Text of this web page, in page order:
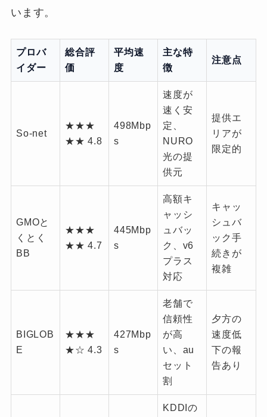
います。
プロバ
イダー
総合評
価
平均速
度
主な特
徴
注意点
So-net
★★★
★★ 4.8
498Mbp
s
速度が
速く安
定、
NURO
光の提
供元
提供エ
リアが
限定的
GMOと
くとく
BB
★★★
★★ 4.7
445Mbp
s
高額キ
ャッシ
ュバッ
ク、v6
プラス
対応
キャッ
シュバ
ック手
続きが
複雑
BIGLOB
E
★★★
★☆ 4.3
427Mbp
s
老舗で
信頼性
が高
い、au
セット
割
夕方の
速度低
下の報
告あり
KDDIの